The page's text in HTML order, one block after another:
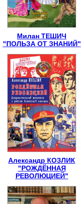
Милан ТЕШИЧ
"ПОЛЬЗА ОТ ЗНАНИЙ"
Александр КОЗЛИК
"РОЖДЁННАЯ
РЕВОЛЮЦИЕЙ"